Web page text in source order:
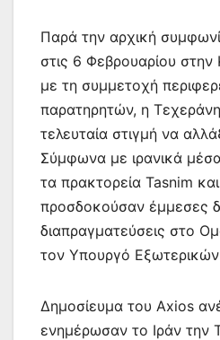
Παρά την αρχική
στις 6 Φεβρουαρίου
με τη συμμετοχή
παρατηρητών, η Τεχεράνη
τελευταία στιγμή να
Σύμφωνα με ιρανικά
τα πρακτορεία Tasnim και
προσδοκούσαν έμμεσες
διαπραγματεύσεις στο
τον Υπουργό
Δημοσίευμα του Axios
ενημέρωσαν το Ιράν την